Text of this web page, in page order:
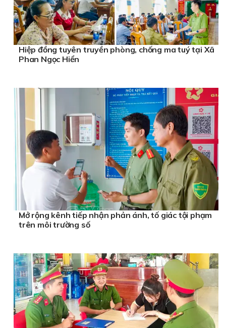
Hiệp đồng tuyên truyền phòng, chống ma tuý tại Xã
Phan Ngọc Hiển
Mở rộng kênh tiếp nhận phản ánh, tố giác tội phạm
trên môi trường số